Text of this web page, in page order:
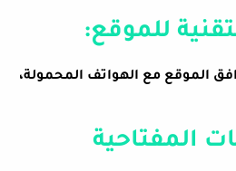
للموقع:
الموقع مع الهواتف المحمولة،
المفتاحية